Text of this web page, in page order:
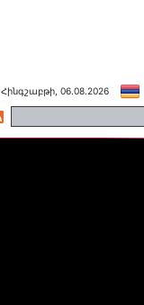
Հինգշաբթի, 06.08.2026